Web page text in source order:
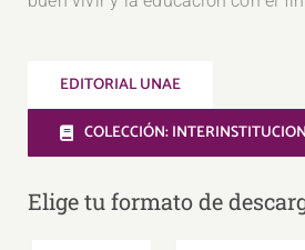
EDITORIAL UNAE
COLECCIÓN:
Elige tu formato de